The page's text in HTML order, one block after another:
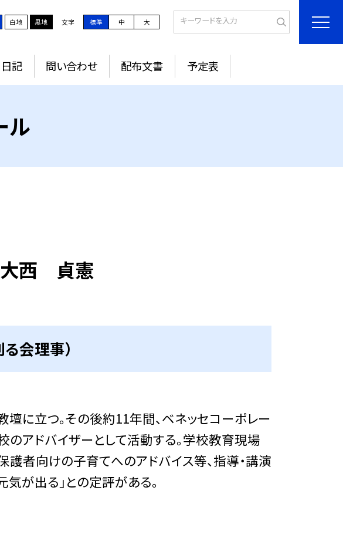
白地 黒地 文字 標準 中 大
日記 問い合わせ 配布文書 予定表
ル
大西 貞憲
会理事）
に立つ。その後約11年間、ベネッセコーポレー
のアドバイザーとして活動する。学校教育現場
護者向けの子育てへのアドバイス等、指導・講演
が出る」との定評がある。